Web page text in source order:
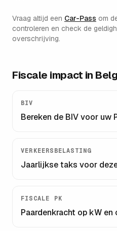
Vraag altijd een Car-Pass om
controleren en check de
overschrijving.
Fiscale impact in
BIV
Bereken de BIV voor uw
VERKEERSBELASTING
Jaarlijkse taks voor
FISCALE PK
Paardenkracht op kW en